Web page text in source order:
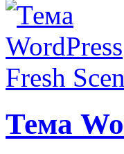
Тема